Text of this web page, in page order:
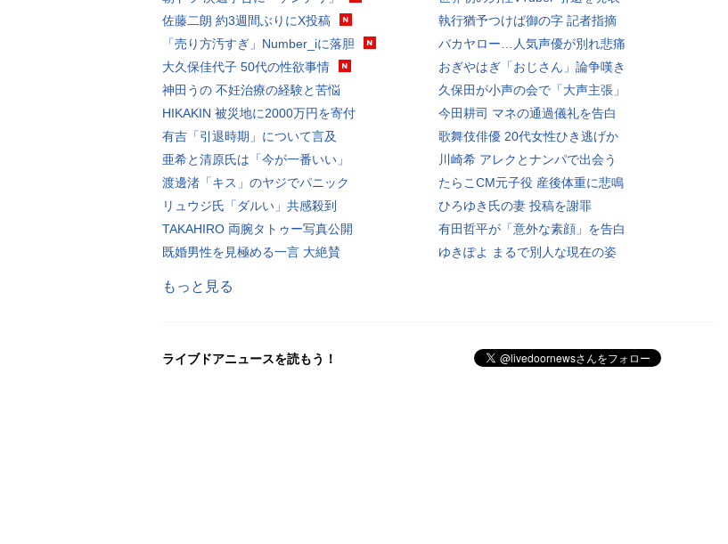
佐藤二朗 約3週間ぶりにX投稿
「売り方汚すぎ」Number_iに落胆
大久保佳代子 50代の性欲事情
神田うの 不妊治療の経験と苦悩
HIKAKIN 被災地に2000万円を寄付
有吉「引退時期」について言及
亜希と清原氏は「今が一番いい」
渡邊渚「キス」のヤジでパニック
リュウジ氏「ダルい」共感殺到
TAKAHIRO 両腕タトゥー写真公開
既婚男性を見極める一言 大絶賛
執行猶予つけば御の字 記者指摘
バカヤロー…人気声優が別れ悲痛
おぎやはぎ「おじさん」論争嘆き
久保田が小声の会で「大声主張」
今田耕司 マネの通過儀礼を告白
歌舞伎俳優 20代女性ひき逃げか
川崎希 アレクとナンパで出会う
たらこCM元子役 産後体重に悲鳴
ひろゆき氏の妻 投稿を謝罪
有田哲平が「意外な素顔」を告白
ゆきぽよ まるで別人な現在の姿
もっと見る
ライブドアニュースを読もう！